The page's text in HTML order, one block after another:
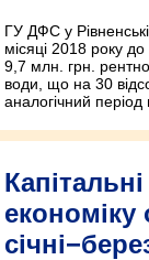
ГУ ДФС у
місяці 2018 року
9,7 млн. грн.
води, що на 30
аналогічний період
економіку